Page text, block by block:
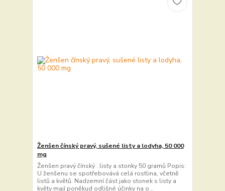
Ženšen čínský pravý, sušené listy a lodyha, 50 000
mg
Ženšen pravý čínský . listy a stonky 50 gramů Popis:
U ženšenu se spotřebovává celá rostlina, včetně
listů a květů. Nadzemní část jako stonek s listy a
květy mají poněkud odlišné účinky na o...